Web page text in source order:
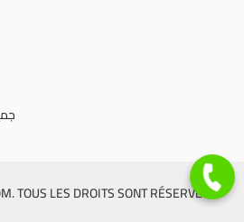
TOUS LES DROITS SONT RÉSERVÉS.